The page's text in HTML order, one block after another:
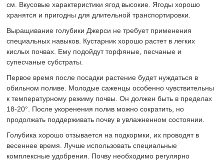
см. Вкусовые характеристики ягод высокие. Ягоды хорошо
хранятся и пригодны для длительной транспортировки.
Выращивание голубики Джерси не требует применения
специальных навыков. Кустарник хорошо растет в легких
кислых почвах. Ему подойдут торфяные, песчаные и
супесчаные субстраты.
Первое время после посадки растение будет нуждаться в
обильном поливе. Молодые саженцы особенно чувствительны
к температурному режиму почвы. Он должен быть в пределах
18-20°. После укоренения полив можно сократить, но
продолжать поддерживать почву в увлажненном состоянии.
Голубика хорошо отзывается на подкормки, их проводят в
весеннее время. Лучше использовать специальные
комплексные удобрения. Почву необходимо регулярно